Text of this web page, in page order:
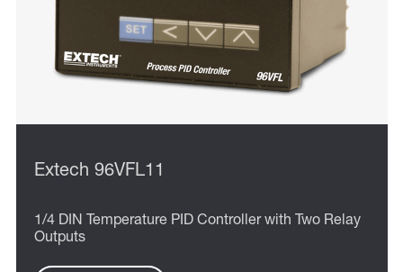
Extech 96VFL11
1/4 DIN Temperature PID Controller with Two Relay
Outputs